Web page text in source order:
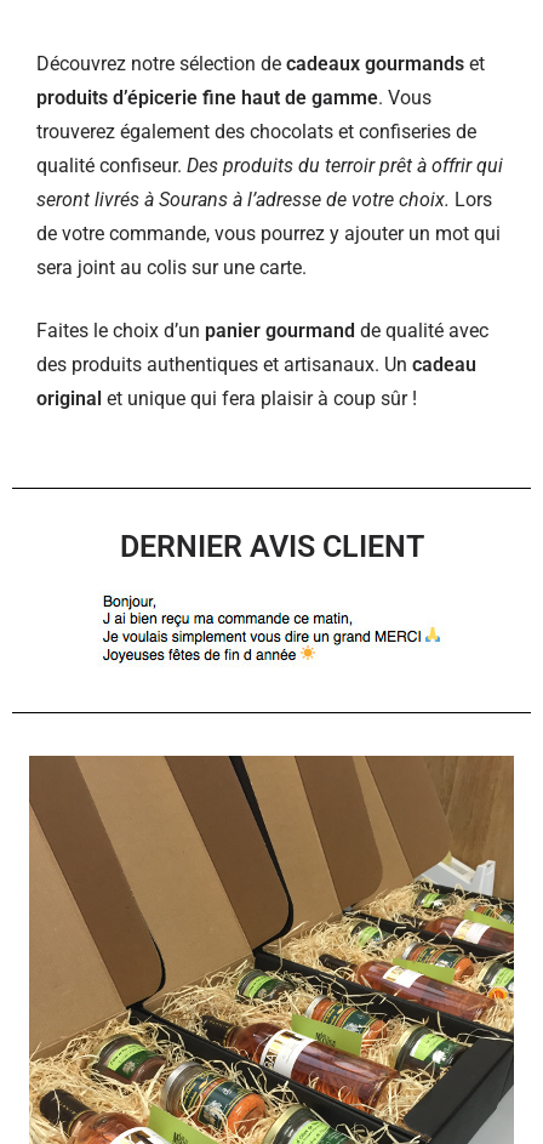
Découvrez notre sélection de cadeaux gourmands et
produits d’épicerie fine haut de gamme. Vous
trouverez également des chocolats et confiseries de
qualité confiseur. Des produits du terroir prêt à offrir qui
seront livrés à Sourans à l’adresse de votre choix. Lors
de votre commande, vous pourrez y ajouter un mot qui
sera joint au colis sur une carte.
Faites le choix d’un panier gourmand de qualité avec
des produits authentiques et artisanaux. Un cadeau
original et unique qui fera plaisir à coup sûr !
DERNIER AVIS CLIENT